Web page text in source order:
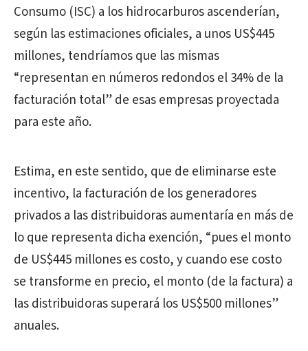
Consumo (ISC) a los hidrocarburos ascenderían,
según las estimaciones oficiales, a unos US$445
millones, tendríamos que las mismas
“representan en números redondos el 34% de la
facturación total” de esas empresas proyectada
para este año.
Estima, en este sentido, que de eliminarse este
incentivo, la facturación de los generadores
privados a las distribuidoras aumentaría en más de
lo que representa dicha exención, “pues el monto
de US$445 millones es costo, y cuando ese costo
se transforme en precio, el monto (de la factura) a
las distribuidoras superará los US$500 millones”
anuales.